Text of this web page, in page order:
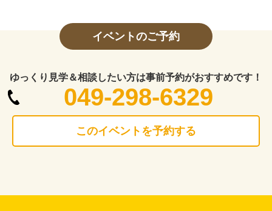
イベントのご予約
ゆっくり見学＆相談したい方は事前予約がおすすめです！
049-298-6329
このイベントを予約する